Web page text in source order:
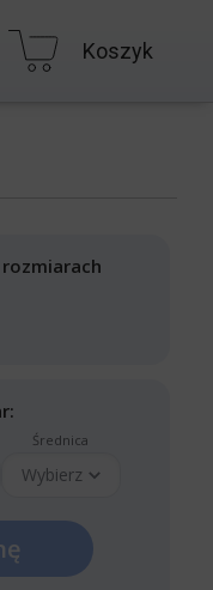
Koszyk
Średnica
Wybierz